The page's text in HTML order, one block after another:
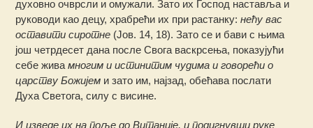
духовно очврсли и омужали. Зато их Господ наставља и
руководи као децу, храбрећи их при растанку:нећу вас
оставити сиротне (Јов. 14, 18). Зато се и бави с њима
још четрдесет дана после Свога васкрсења, показујући
себе живамногим и истинитим чудима и говорећи о
царству Божијем и зато им, најзад, обећава послати
Духа Светога, силу с висине.
И изведе их на поље до Витаније, и подигнувши руке